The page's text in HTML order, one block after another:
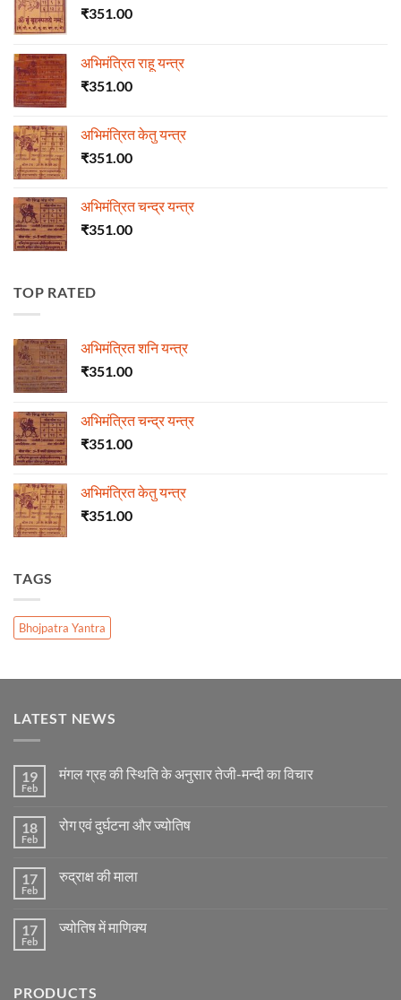
₹351.00
अभिमंत्रित राहू यन्त्र
₹351.00
अभिमंत्रित केतु यन्त्र
₹351.00
अभिमंत्रित चन्द्र यन्त्र
₹351.00
TOP RATED
अभिमंत्रित शनि यन्त्र
₹351.00
अभिमंत्रित चन्द्र यन्त्र
₹351.00
अभिमंत्रित केतु यन्त्र
₹351.00
TAGS
Bhojpatra Yantra
LATEST NEWS
19
Feb
मंगल ग्रह की स्थिति के अनुसार तेजी-मन्दी का विचार
मंगल
के
अनुसार
विचार
18
Feb
रोग एवं दुर्घटना और ज्योतिष
रोग
ज्योतिष
17
Feb
रुद्राक्ष की माला
रुद्राक्ष
17
Feb
ज्योतिष में माणिक्य
में
PRODUCTS